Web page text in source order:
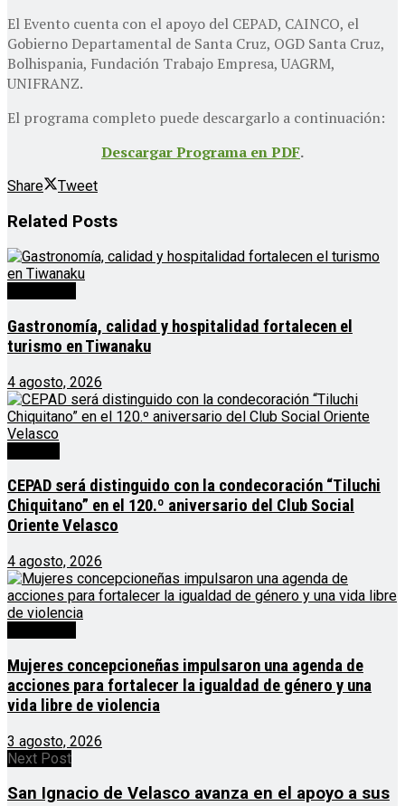
El Evento cuenta con el apoyo del CEPAD, CAINCO, el
Gobierno Departamental de Santa Cruz, OGD Santa Cruz,
Bolhispania, Fundación Trabajo Empresa, UAGRM,
UNIFRANZ.
El programa completo puede descargarlo a continuación:
Descargar Programa en PDF.
Share Tweet
Related Posts
Gastronomía, calidad y hospitalidad fortalecen el
turismo en Tiwanaku
4 agosto, 2026
CEPAD será distinguido con la condecoración “Tiluchi
Chiquitano” en el 120.º aniversario del Club Social
Oriente Velasco
4 agosto, 2026
Mujeres concepcioneñas impulsaron una agenda de
acciones para fortalecer la igualdad de género y una
vida libre de violencia
3 agosto, 2026
Next Post
San Ignacio de Velasco avanza en el apoyo a sus